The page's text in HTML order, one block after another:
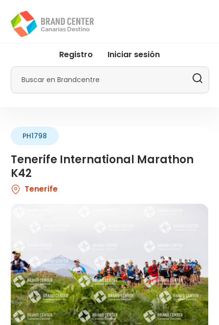
contenido
principal
menu
Promotur
Registro Iniciar sesión
Buscar
Tenerife International Marathon
K42
PH1798
Tenerife